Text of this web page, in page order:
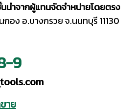
นำจากผู้แทนจัดจำหน่ายโดยตรง
อง อ.บางกรวย จ.นนทบุรี 11130
9
าย